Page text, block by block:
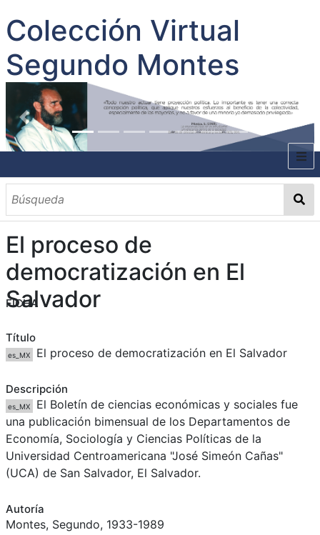
Colección Virtual
Segundo Montes
INICIO
SOBRE EL AUTOR
CONTENIDO
TODOS LOS DOCUMENTOS
CATEGORIAS
OBRAS SOBRE EL AUTOR P. SEGUNDO MONTES
MATERIAS
PALABRAS CLAVES
MULTIMEDIA
GALERÍA
El proceso de
democratización en El
Salvador
FICHA
Título
es_MX El proceso de democratización en El Salvador
Descripción
es_MX
El Boletín de ciencias económicas y sociales fue
una publicación bimensual de los Departamentos de
Economía, Sociología y Ciencias Políticas de la
Universidad Centroamericana "José Simeón Cañas"
(UCA) de San Salvador, El Salvador.
Autoría
Montes, Segundo, 1933-1989